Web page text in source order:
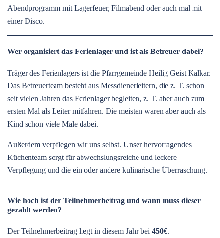
Abendprogramm mit Lagerfeuer, Filmabend oder auch mal mit
einer Disco.
Wer organisiert das Ferienlager und ist als Betreuer dabei?
Träger des Ferienlagers ist die Pfarrgemeinde Heilig Geist Kalkar.
Das Betreuerteam besteht aus Messdienerleitern, die z. T. schon
seit vielen Jahren das Ferienlager begleiten, z. T. aber auch zum
ersten Mal als Leiter mitfahren. Die meisten waren aber auch als
Kind schon viele Male dabei.
Außerdem verpflegen wir uns selbst. Unser hervorragendes
Küchenteam sorgt für abwechslungsreiche und leckere
Verpflegung und die ein oder andere kulinarische Überraschung.
Wie hoch ist der Teilnehmerbeitrag und wann muss dieser
gezahlt werden?
Der Teilnehmerbeitrag liegt in diesem Jahr bei 450€.